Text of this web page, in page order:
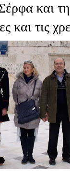
και
και τις